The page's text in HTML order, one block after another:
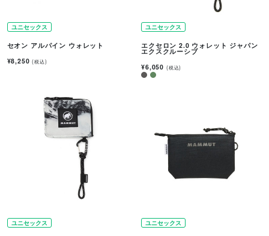
ユニセックス
セオン アルパイン ウォレット
¥8,250(税込)
ユニセックス
エクセロン 2.0 ウォレット ジャパン
エクスクルーシブ
¥6,050 (税込)
ユニセックス ユニセックス